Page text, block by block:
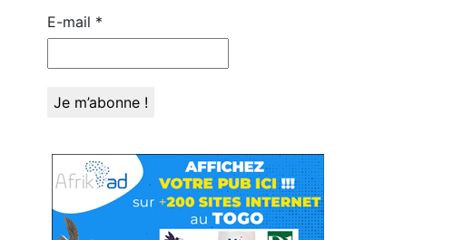
E-mail *